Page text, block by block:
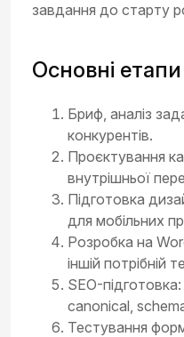
завдання до старту
Основні етапи
Бриф, аналіз
конкурентів.
Проєктування
внутрішньої
Підготовка
для мобільних
Розробка на
іншій потрібній
SEO-
canonical,
Тестування